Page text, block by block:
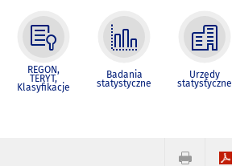
REGON,
TERYT,
Klasyfikacje
Badania
statystyczne
Urzędy
statystyczne